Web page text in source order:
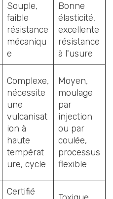
Souple,
faible
résistance
mécaniqu
e
Bonne
élasticité,
excellente
résistance
à l'usure
Complexe,
nécessite
une
vulcanisat
ion à
haute
températ
ure, cycle
Moyen,
moulage
par
injection
ou par
coulée,
processus
flexible
Certifié